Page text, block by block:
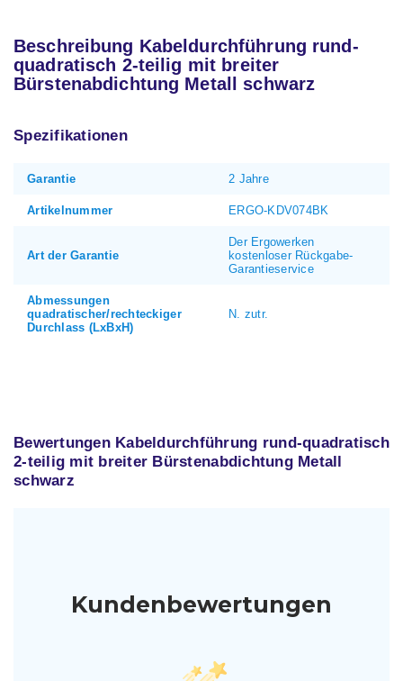
Beschreibung Kabeldurchführung rund-
quadratisch 2-teilig mit breiter
Bürstenabdichtung Metall schwarz
Spezifikationen
Garantie 2 Jahre
Artikelnummer ERGO-KDV074BK
Art der Garantie
Der Ergowerken
kostenloser Rückgabe-
Garantieservice
Abmessungen
quadratischer/rechteckiger
Durchlass (LxBxH)
N. zutr.
Bewertungen Kabeldurchführung rund-quadratisch
2-teilig mit breiter Bürstenabdichtung Metall
schwarz
Kundenbewertungen